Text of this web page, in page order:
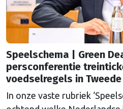
Speelschema | Green
persconferentie
voedselregels in
In onze vaste rubriek